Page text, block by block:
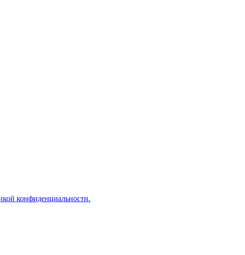
конфиденциальности.